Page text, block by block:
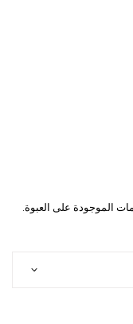
الموجودة على العبوة.